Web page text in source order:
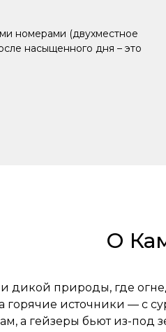
номерами (двухместное
насыщенного дня – это
О
дикой природы, где
горячие источники — с
а гейзеры бьют из-под